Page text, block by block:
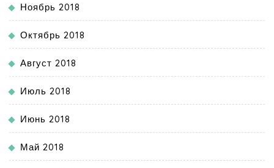
Ноябрь 2018
Октябрь 2018
Август 2018
Июль 2018
Июнь 2018
Май 2018